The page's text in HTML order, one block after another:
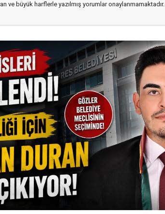
ve büyük harflerle yazılmış yorumlar onaylanmamaktadır.